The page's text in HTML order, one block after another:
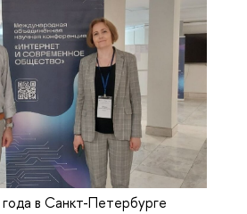
в Санкт-Петербурге